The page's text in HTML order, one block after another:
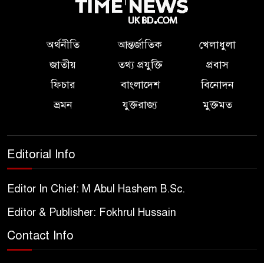
অর্থনীতি আন্তর্জাতিক
খেলাধুলা
জাতীয়
তথ্য প্রযুক্তি
প্রবাস
ফিচার
বাংলাদেশ
বিনোদন
ভ্রমন
যুক্তরাজ্য মুক্তমত
Editorial Info
Editor In Chief: M Abul Hashem B.Sc.
Editor & Publisher: Fokhrul Hussain
Contact Info